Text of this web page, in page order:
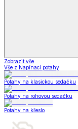
Zobrazit vše
Vše z Napínací potahy
Potahy na klasickou sedačku
Potahy na rohovou sedačku
Potahy na křeslo